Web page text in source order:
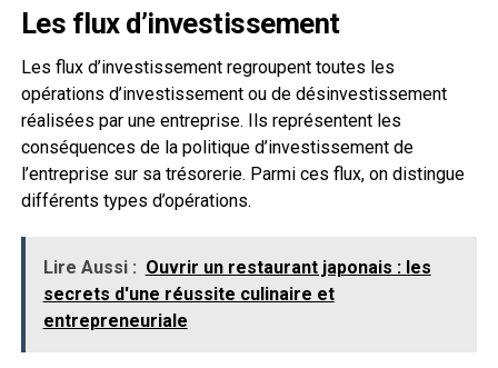
Les flux d’investissement
Les flux d’investissement regroupent toutes les
opérations d’investissement ou de désinvestissement
réalisées par une entreprise. Ils représentent les
conséquences de la politique d’investissement de
l’entreprise sur sa trésorerie. Parmi ces flux, on distingue
différents types d’opérations.
Lire Aussi : Ouvrir un restaurant japonais : les
secrets d'une réussite culinaire et
entrepreneuriale